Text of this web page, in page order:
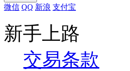
微信 QQ 新浪 支付宝
新手上路
交易条款